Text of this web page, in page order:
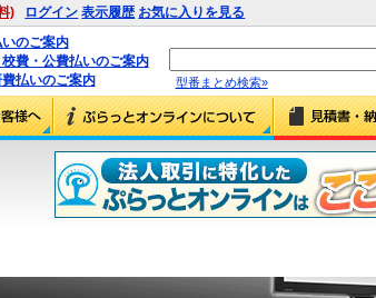
) ログイン 表示履歴 お気に入りを見る
のご案内
費・公費払いのご案内
払いのご案内
型番まとめ検索»